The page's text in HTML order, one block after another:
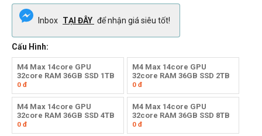
Inbox TẠI ĐÂY để nhận giá siêu tốt!
Cấu Hình:
M4 Max 14core GPU
32core RAM 36GB SSD 1TB
0 đ
M4 Max 14core GPU
32core RAM 36GB SSD 2TB
0đ
M4 Max 14core GPU
32core RAM 36GB SSD 4TB
0 đ
M4 Max 14core GPU
32core RAM 36GB SSD 8TB
0đ